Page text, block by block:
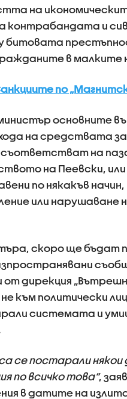
на
контрабандата и
битовата
в малките
по
основните
на средствата
на
на Пеевски,
по някакъв
или нарушаване
скоро ще бъдат
дирекция
към политически
системата и
са се постарали
по всичко това“,
в датите на